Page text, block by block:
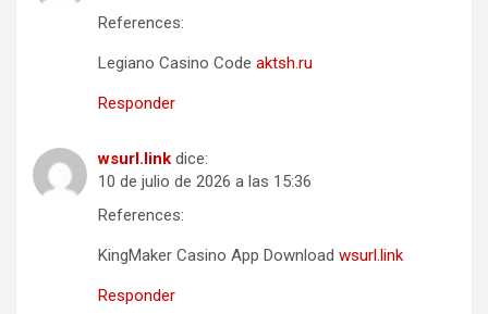
References:
Legiano Casino Code aktsh.ru
Responder
wsurl.link dice:
10 de julio de 2026 a las 15:36
References:
KingMaker Casino App Download wsurl.link
Responder